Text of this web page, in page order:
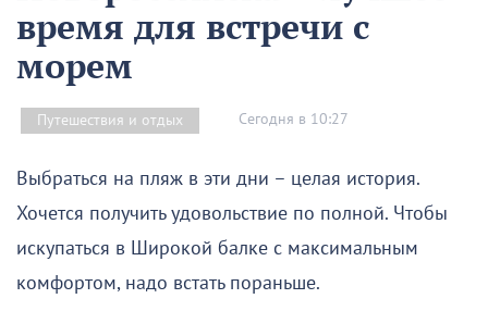
время для встречи с
морем
Путешествия и отдых Сегодня в 10:27
Выбраться на пляж в эти дни – целая история.
Хочется получить удовольствие по полной. Чтобы
искупаться в Широкой балке с максимальным
комфортом, надо встать пораньше.